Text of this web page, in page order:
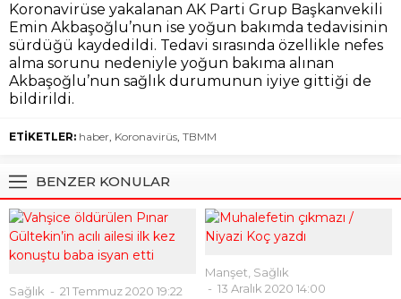
Koronavirüse yakalanan AK Parti Grup Başkanvekili
Emin Akbaşoğlu’nun ise yoğun bakımda tedavisinin
sürdüğü kaydedildi. Tedavi sırasında özellikle nefes
alma sorunu nedeniyle yoğun bakıma alınan
Akbaşoğlu’nun sağlık durumunun iyiye gittiği de
bildirildi.
ETİKETLER: haber, Koronavirüs, TBMM
BENZER KONULAR
Sağlık 21 Temmuz 2020 19:22
Manşet Sağlık
13 Aralık 2020 14:00